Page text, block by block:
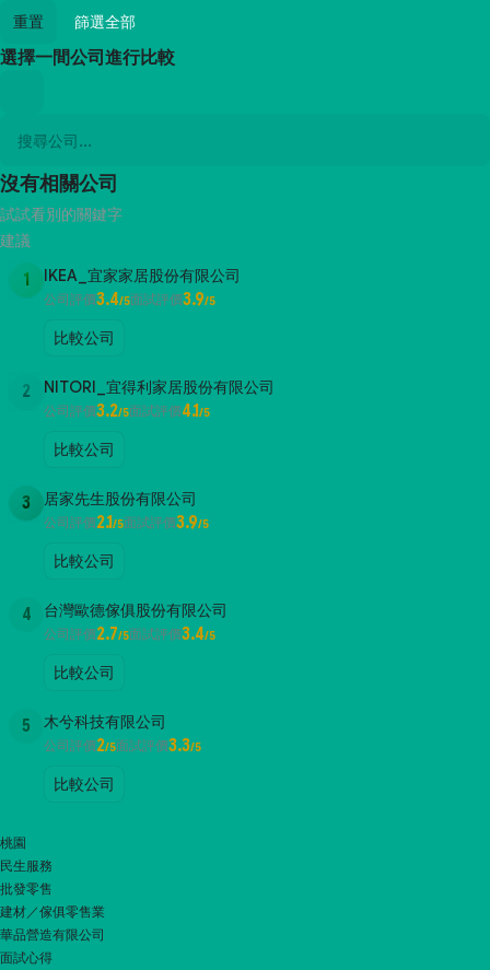
重置 篩選全部
選擇一間公司進行比較
沒有相關公司
試試看別的關鍵字
建議
1 IKEA_宜家家居股份有限公司
公司評價3.4/5面試評價3.9/5
比較公司
2 NITORI_宜得利家居股份有限公司
公司評價3.2/5面試評價4.1/5
比較公司
3 居家先生股份有限公司
公司評價2.1/5面試評價3.9/5
比較公司
4 台灣歐德傢俱股份有限公司
公司評價2.7/5面試評價3.4/5
比較公司
5 木兮科技有限公司
公司評價2/5面試評價3.3/5
比較公司
桃園
民生服務
批發零售
建材／傢俱零售業
華品營造有限公司
面試心得